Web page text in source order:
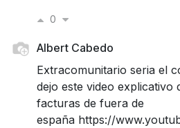
0
Albert Cabedo
Extracomunitario seria el
dejo este video explicativo
facturas de fuera de
españa https://